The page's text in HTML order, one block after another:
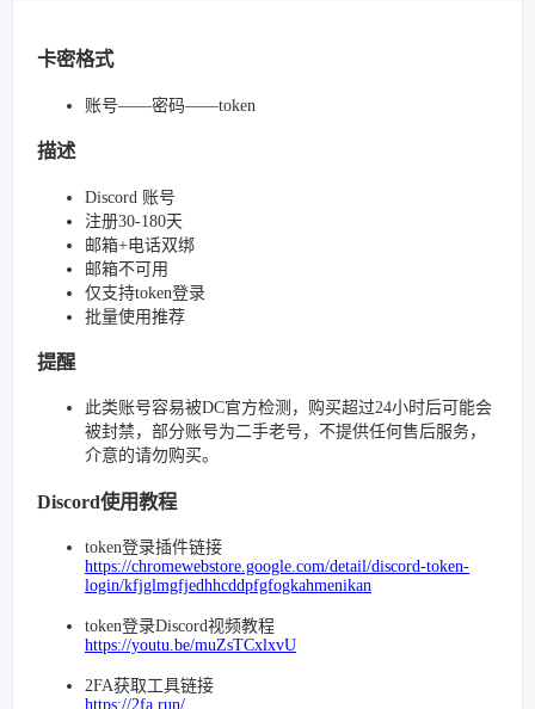
卡密格式
账号——密码——token
描述
Discord 账号
注册30-180天
邮箱+电话双绑
邮箱不可用
仅支持token登录
批量使用推荐
提醒
此类账号容易被DC官方检测，购买超过24小时后可能会
被封禁，部分账号为二手老号，不提供任何售后服务，
介意的请勿购买。
Discord使用教程
token登录插件链接
https://chromewebstore.google.com/detail/discord-token-
login/kfjglmgfjedhhcddpfgfogkahmenikan
token登录Discord视频教程
https://youtu.be/muZsTCxlxvU
2FA获取工具链接
https://2fa.run/